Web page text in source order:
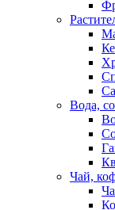
Вода,
Чай,